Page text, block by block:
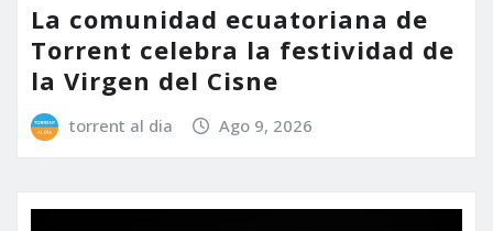
La comunidad ecuatoriana de
Torrent celebra la festividad de
la Virgen del Cisne
torrent al dia Ago 9, 2026